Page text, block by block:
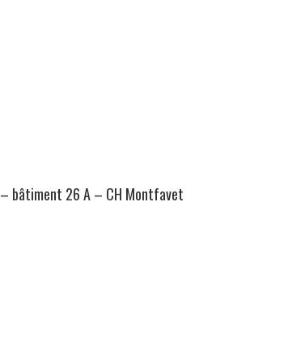
bâtiment 26 A – CH Montfavet